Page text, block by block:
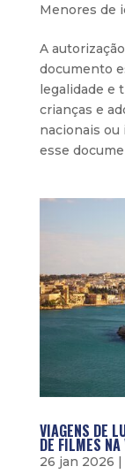
Menores de
A
documento
legalidade e
crianças e
nacionais
esse
VIAGENS DE
DE FILMES
26 jan 2026